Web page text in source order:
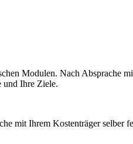
Modulen. Nach
und Ihre Ziele.
mit Ihrem Kostenträger selber